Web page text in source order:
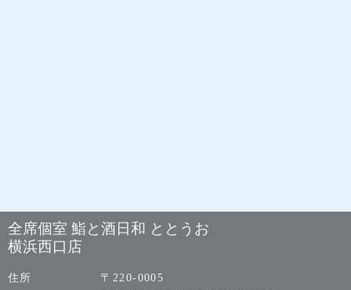
全席個室 鮨と酒日和 ととうお
横浜西口店
住所
〒220-0005